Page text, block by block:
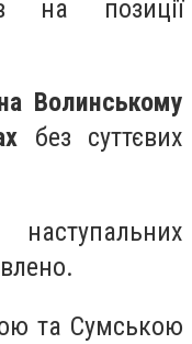
на позиції
Волинському
без суттєвих
та Сумською